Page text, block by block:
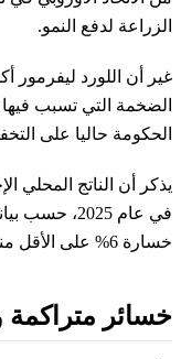
الزراعة لدفع النمو.
غير أن اللورد ليفرمور
الضخمة التي تسبب فيها
الحكومة حاليا على
في عام
خسارة 6% على الأقل منه تعني خسائر تتجاوز 240 مليار دولار.
خسائر متراكمة